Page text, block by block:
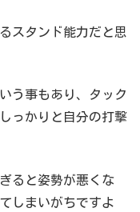
スタンド能力だと思
う事もあり、タック
っかりと自分の打撃
ると姿勢が悪くな
しまいがちですよ